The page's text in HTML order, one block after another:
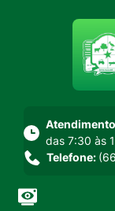
das 7:30 às
Telefone: